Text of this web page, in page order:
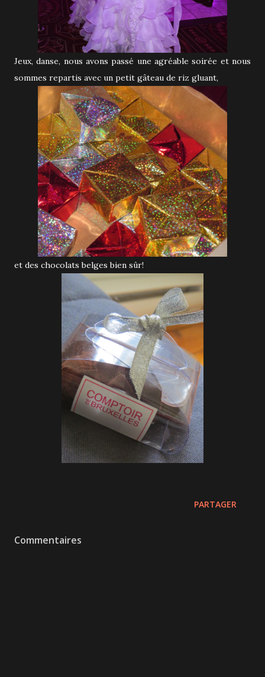
Jeux, danse, nous avons passé une agréable soirée et nous
sommes repartis avec un petit gâteau de riz gluant,
et des chocolats belges bien sûr!
PARTAGER
Commentaires